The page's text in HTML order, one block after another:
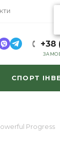
+38
СПОРТ
Progress